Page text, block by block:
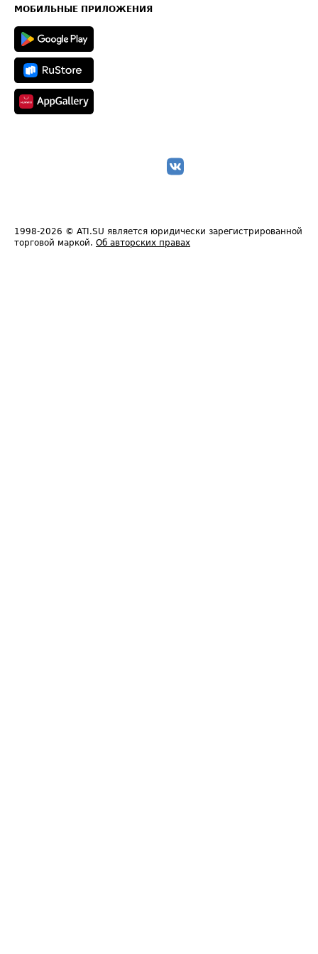
Техническая информация
МОБИЛЬНЫЕ ПРИЛОЖЕНИЯ
1998-2026 © ATI.SU является юридически зарегистрированной
торговой маркой. Об авторских правах